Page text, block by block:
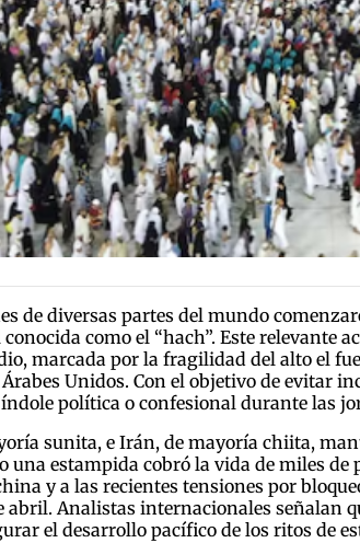
de diversas partes del mundo
como el “hach”. Este relevante
marcada por la fragilidad del alto el
Unidos. Con el objetivo de evitar
política o confesional durante las
sunita, e Irán, de mayoría chiita,
una estampida cobró la vida de miles
y a las recientes tensiones por
Analistas internacionales señalan
el desarrollo pacífico de los ritos de